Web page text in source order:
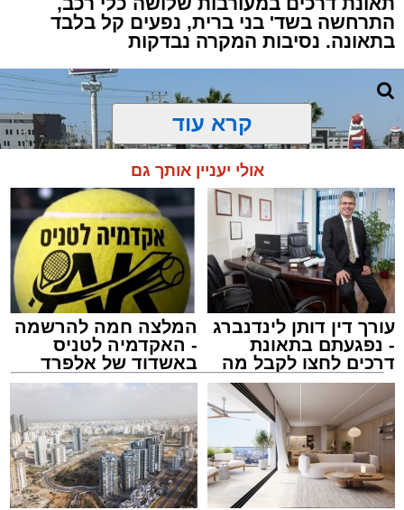
התרחשה בשד' בני ברית, נפעים קל בלבד
בתאונה. נסיבות המקרה נבדקות
צילום: איחוד הצלה
שחר כחלון / 17:51 10.08.26
קרא עוד
אולי יעניין אותך גם
עורך דין דותן לינדנברג
- נפגעתם בתאונת
דרכים לחצו לקבל מה
שמגיע לכם
המלצה חמה להרשמה
- האקדמיה לטניס
באשדוד של אלפרד
קריאולנסקי - לילדים